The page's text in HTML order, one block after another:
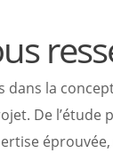
dans la
De l’étude